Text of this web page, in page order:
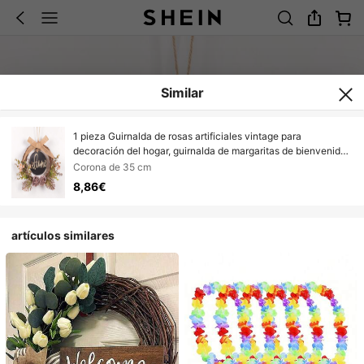
Similar
1 pieza Guirnalda de rosas artificiales vintage para
decoración del hogar, guirnalda de margaritas de bienvenida
para entrada de estilo rústico, pared, ventana, jardín,
decoración de boda
Corona de 35 cm
8,86€
artículos similares